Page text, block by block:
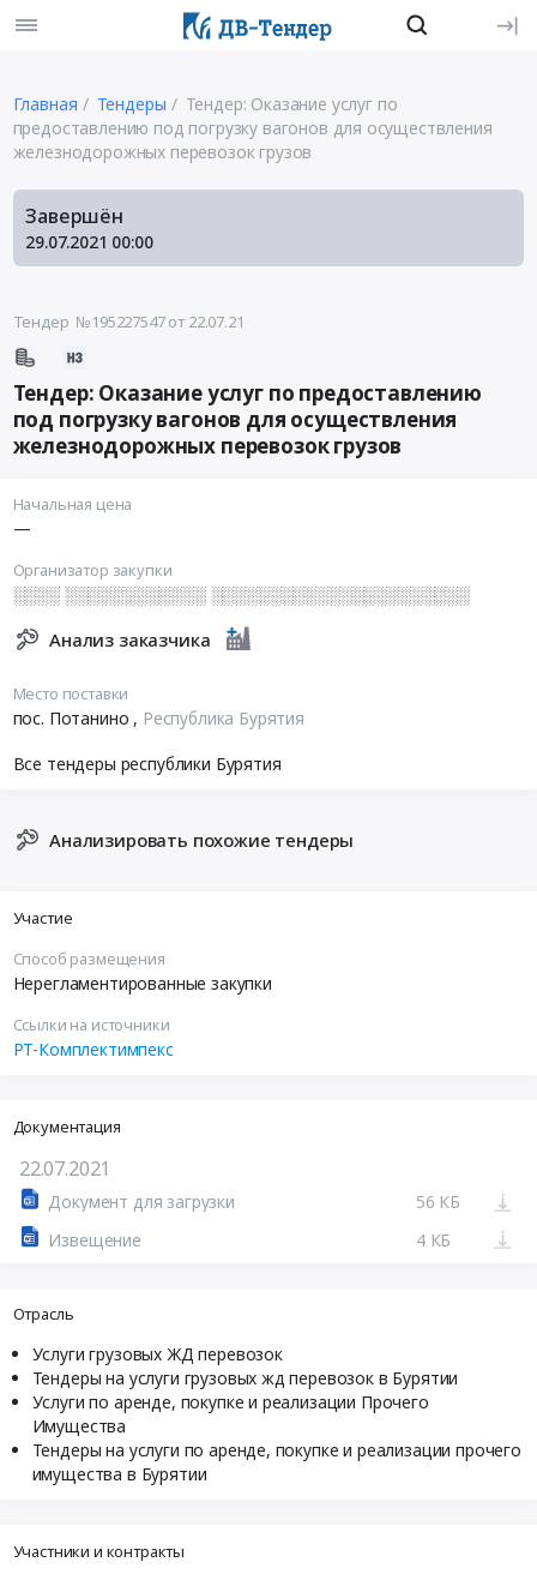
Главная Тендеры
Тендер: Оказание услуг по
предоставлению под погрузку вагонов для осуществления
железнодорожных перевозок грузов
Завершён
29.07.2021 00:00
Тендер №195227547от 22.07.21
Тендер: Оказание услуг по предоставлению
под погрузку вагонов для осуществления
железнодорожных перевозок грузов
Начальная цена
—
Организатор закупки
░░░░ ░░░░░░░░░░░░ ░░░░░░░░░░░░░░░░░░░░░░
Анализ заказчика
Место поставки
пос. Потанино , Республика Бурятия
Все тендеры республики Бурятия
Анализировать похожие тендеры
Участие
Способ размещения
Нерегламентированные закупки
Ссылки на источники
РТ-Комплектимпекс
Документация
22.07.2021
Документ для загрузки
56 КБ
Извещение
4 КБ
Отрасль
Услуги грузовых ЖД перевозок
Тендеры на услуги грузовых жд перевозок в Бурятии
Услуги по аренде, покупке и реализации Прочего
Имущества
Тендеры на услуги по аренде, покупке и реализации прочего
имущества в Бурятии
Участники и контракты